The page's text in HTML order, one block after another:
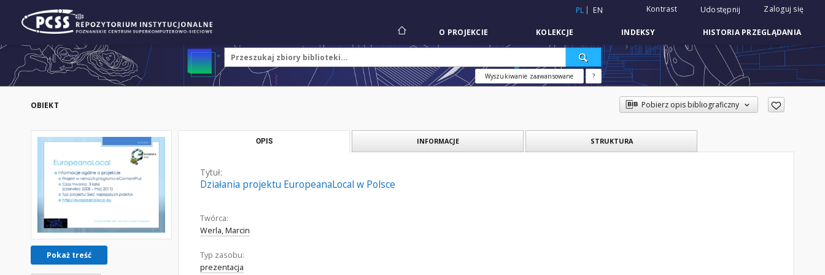
PL EN Kontrast Udostępnij Zaloguj się
O PROJEKCIE KOLEKCJE INDEKSY HISTORIA PRZEGLĄDANIA
Wyszukiwanie zaawansowane ?
OBIEKT Pobierz opis bibliograficzny
Pokaż treść
OPIS INFORMACJE STRUKTURA
Tytuł:
Działania projektu EuropeanaLocal w Polsce
Twórca:
Werla, Marcin
Typ zasobu:
prezentacja